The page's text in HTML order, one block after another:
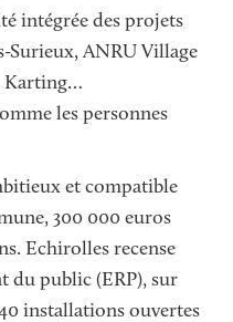
intégrée des projets
Surieux, ANRU Village
Karting…
les personnes
et compatible
300 000 euros
Echirolles recense
du public (ERP), sur
40 installations ouvertes